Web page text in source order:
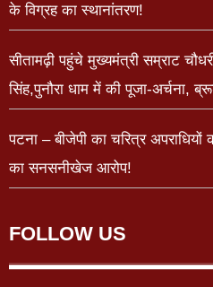
के विग्रह का स्थानांतरण!
सीतामढ़ी पहुंचे मुख्यमंत्री सम्राट
सिंह,पुनौरा धाम में की पूजा-अर्चना,
पटना – बीजेपी का चरित्र अपराधियों
का सनसनीखेज आरोप!
FOLLOW US